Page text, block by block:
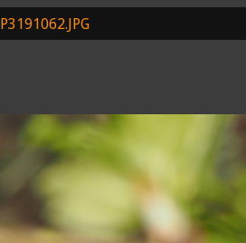
P3191062.JPG